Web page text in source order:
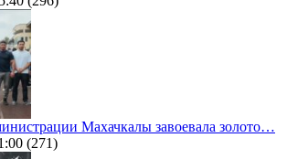
Махачкалы завоевала золото…
(271)